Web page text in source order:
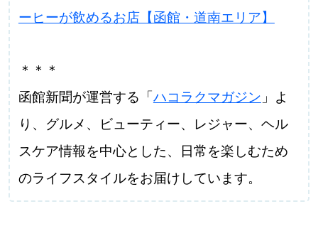
ーヒーが飲めるお店【函館・道南エリア】
＊＊＊
函館新聞が運営する「ハコラクマガジン 」よ
り、グルメ、ビューティー、レジャー、ヘル
スケア情報を中心とした、日常を楽しむため
のライフスタイルをお届けしています。